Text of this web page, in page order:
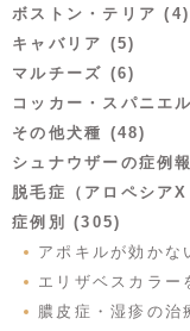
ボストン・テリア (4)
キャバリア (5)
マルチーズ (6)
コッカー・スパニエ
その他犬種 (48)
シュナウザーの症例
脱毛症（アロペシア
症例別 (305)
アポキルが効かな
エリザベスカラ
膿皮症・湿疹の治